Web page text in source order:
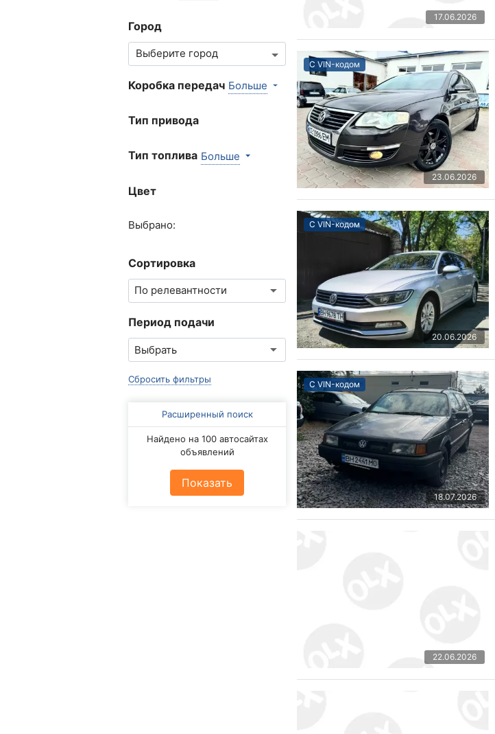
Город
Коробка передач Больше
Тип привода
Тип топлива Больше
Цвет
Выбрано:
Сортировка
Период подачи
Сбросить фильтры
Расширенный поиск
Найдено на 100 автосайтах
объявлений
Показать
17.06.2026
С VIN-кодом
23.06.2026
С VIN-кодом
20.06.2026
С VIN-кодом
18.07.2026
22.06.2026